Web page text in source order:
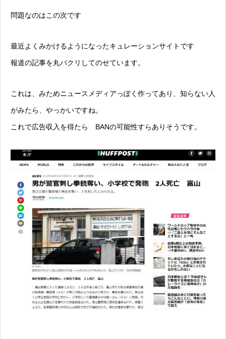
問題なのはこの次です
最近よくみかけるようになったキュレーションサイトです
報道の記事を丸パクリしてのせています。
これは、みためニュースメディアっぽく作ってあり、知らない人
がみたら、やっかいですね。
これで広告収入を得たら BANの可能性すらありそうです。